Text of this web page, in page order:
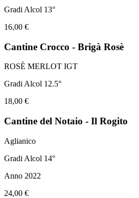
Gradi Alcol 13°
16,00 €
Cantine Crocco - Brigà Rosè
ROSÈ MERLOT IGT
Gradi Alcol 12.5°
18,00 €
Cantine del Notaio - Il Rogito
Aglianico
Gradi Alcol 14°
Anno 2022
24,00 €